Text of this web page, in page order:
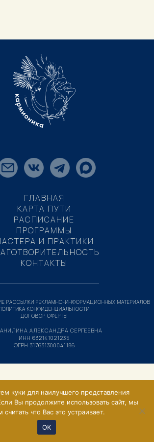
ГЛАВНАЯ
КАРТА ПУТИ
РАСПИСАНИЕ
ПРОГРАММЫ
И ПРАКТИКИ
КОНТАКТЫ
АЛЕКСАНДРА СЕРГЕЕВНА
ИНН 632141021235
ОГРН 317631300041186
РАССЫЛКИ РЕКЛАМНО-ИНФОРМАЦИОННЫХ МАТЕРИАЛОВ
КОНФИДЕНЦИАЛЬНОСТИ
ДОГОВОР ОФЕРТЫ
куки для наилучшего представления
Вы продолжите использовать сайт, мы
считать что Вас это устраивает.
ОК